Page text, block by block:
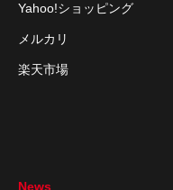
Yahoo!ショッピング
メルカリ
楽天市場
News